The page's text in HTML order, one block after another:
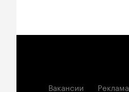
Вакансии Реклама